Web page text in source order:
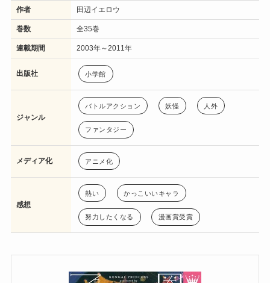
作者 田辺イエロウ
巻数 全35巻
連載期間 2003年～2011年
出版社 小学館
ジャンル
バトルアクション 妖怪 人外
ファンタジー
メディア化 アニメ化
感想
熱い かっこいいキャラ
努力したくなる 漫画賞受賞